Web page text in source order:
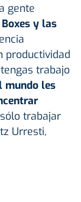
gente
y las
productividad
trabajo
mundo les
trabajar
Urresti,